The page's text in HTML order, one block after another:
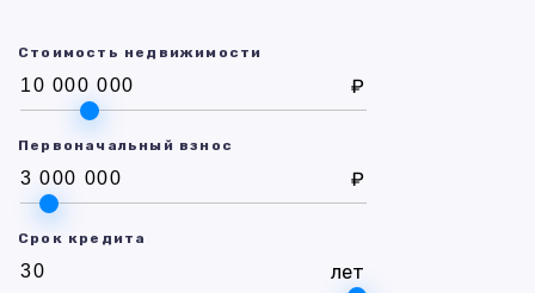
Стоимость недвижимости
₽
Первоначальный взнос
₽
Срок кредита
лет